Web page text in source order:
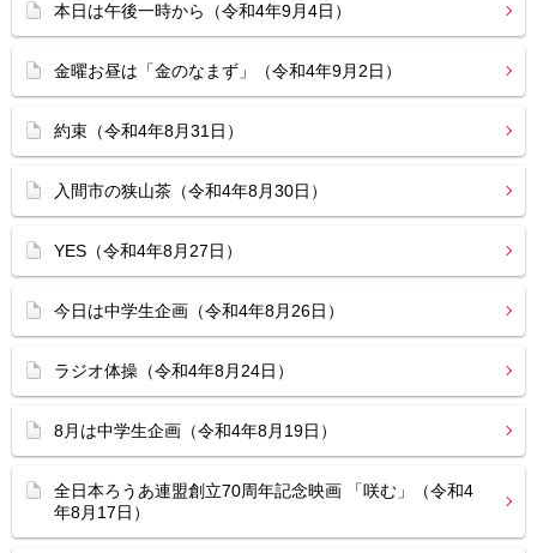
本日は午後一時から（令和4年9月4日）
金曜お昼は「金のなまず」（令和4年9月2日）
約束（令和4年8月31日）
入間市の狭山茶（令和4年8月30日）
YES（令和4年8月27日）
今日は中学生企画（令和4年8月26日）
ラジオ体操（令和4年8月24日）
8月は中学生企画（令和4年8月19日）
全日本ろうあ連盟創立70周年記念映画 「咲む」（令和4
年8月17日）